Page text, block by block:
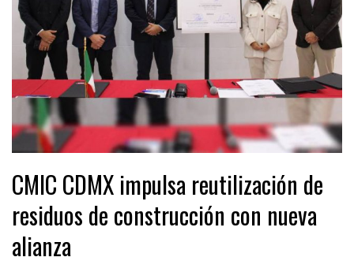
CMIC CDMX impulsa reutilización de
residuos de construcción con nueva
alianza